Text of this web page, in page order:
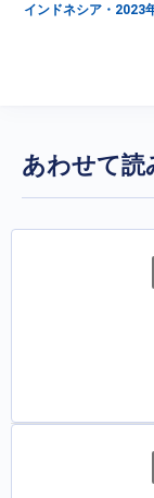
インドネシア・2023
あわせて読